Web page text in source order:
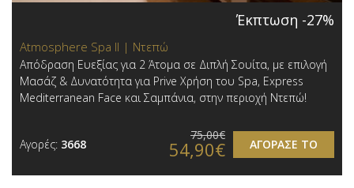
Έκπτωση -27%
Atmosphere Spa ΙΙ | Ντεπώ
Απόδραση Ευεξίας για 2 Άτομα σε Διπλή Σουίτα, με επιλογή
Μασάζ & Δυνατότητα για Prive Χρήση του Spa, Express
Mediterranean Face και Σαμπάνια, στην περιοχή Ντεπώ!
Αγορές: 3668 ΑΓΟΡΑΣΕ ΤΟ
75,00€
54,90€